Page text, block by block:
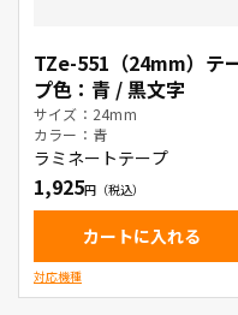
TZe-551（24mm）テ
プ色：青 / 黒文字
サイズ：24mm
カラー：青
ラミネートテープ
1,925
カートに入れる
対応機種